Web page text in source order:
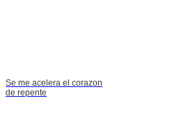
Se me acelera el corazon
de repente